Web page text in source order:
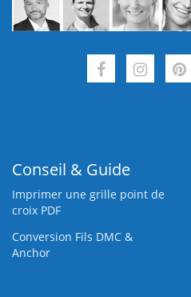
Conseil & Guide
Imprimer une grille point de
croix PDF
Conversion Fils DMC &
Anchor